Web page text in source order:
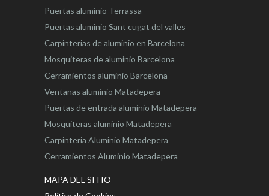
Puertas aluminio Terrassa
Puertas aluminio Sant cugat del valles
Carpinterias de aluminio en Barcelona
Mosquiteras de aluminio Barcelona
Cerramientos aluminio Barcelona
Ventanas aluminio Matadepera
Puertas de entrada aluminio Matadepera
Mosquiteras aluminio Matadepera
Carpinteria Aluminio Matadepera
Cerramientos Aluminio Matadepera
MAPA DEL SITIO